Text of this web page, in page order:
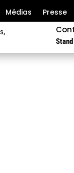
Médias Presse